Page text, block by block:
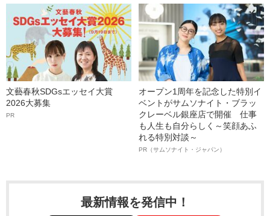
文藝春秋SDGsエッセイ大賞
2026大募集
PR
オープン1周年を記念した特別イ
ベントがサムソナイト・ブラッ
クレーベル銀座店で開催 仕事
も人生も自分らしく～笑顔あふ
れる特別対談～
PR（サムソナイト・ジャパン）
最新情報を発信中！